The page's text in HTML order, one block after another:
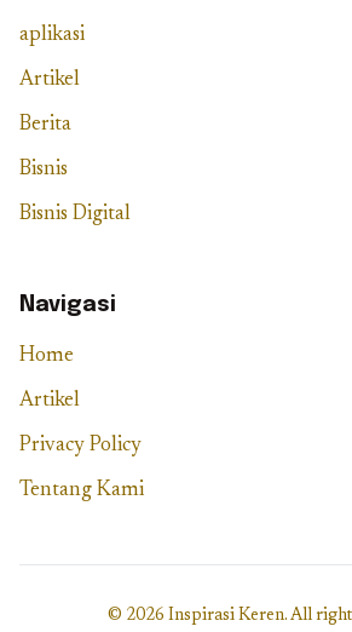
aplikasi
Artikel
Berita
Bisnis
Bisnis Digital
Navigasi
Home
Artikel
Privacy Policy
Tentang Kami
© 2026 Inspirasi Keren. All